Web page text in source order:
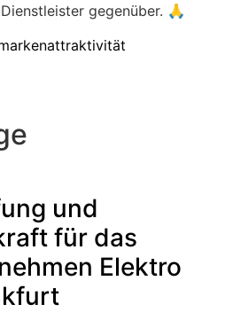
gegenüber. 🙏
und
für das
Elektro